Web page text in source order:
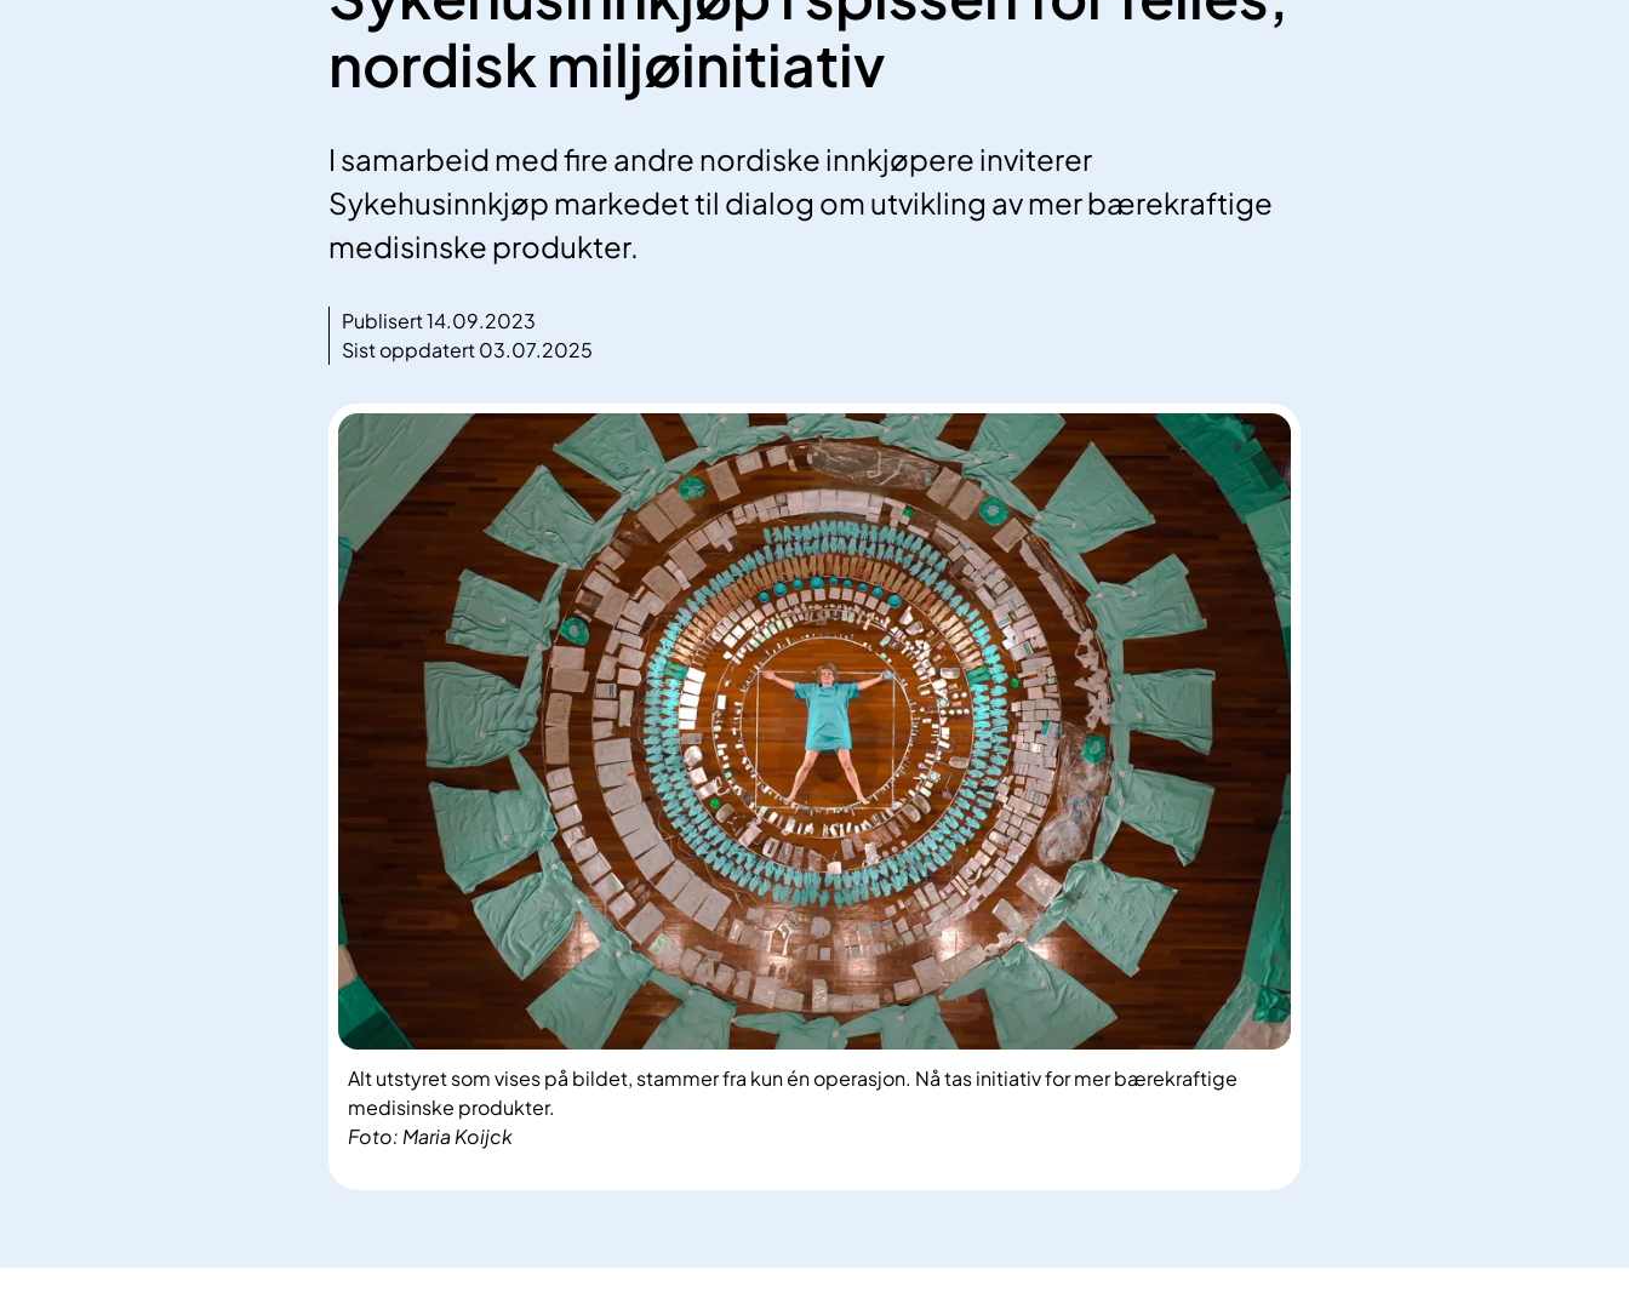
nordisk miljøinitiativ
I samarbeid med fire andre nordiske innkjøpere inviterer
Sykehusinnkjøp markedet til dialog om utvikling av mer bærekraftige
medisinske produkter.
Publisert 14.09.2023
Sist oppdatert 03.07.2025
Foto: Maria Koijck
Alt utstyret som vises på bildet, stammer fra kun én operasjon. Nå tas initiativ for mer bærekraftige
medisinske produkter.